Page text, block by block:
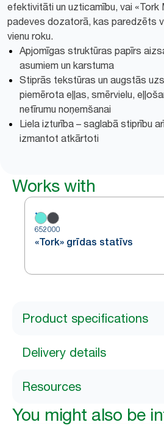
efektivitāti un uzticamību, vai «Tork
padeves dozatorā, kas paredzēts
vienu roku.
Apjomīgas struktūras papīrs
asumiem un karstuma
Stiprās tekstūras un augstās
piemērota eļļas, smērvielu,
netīrumu noņemšanai
Liela izturība – saglabā stiprību
izmantot atkārtoti
Works with
652000
«Tork» grīdas statīvs
Product specifications
Delivery details
Resources
You might also be